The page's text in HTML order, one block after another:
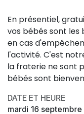
En présentiel,
vos bébés sont les
en cas
l'activité. C'est
la fraterie ne sont
bébés sont
DATE ET HEURE
mardi 16